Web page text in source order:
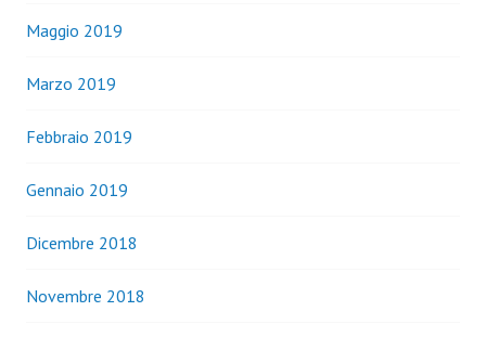
Maggio 2019
Marzo 2019
Febbraio 2019
Gennaio 2019
Dicembre 2018
Novembre 2018